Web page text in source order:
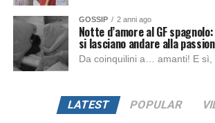
GOSSIP 2 anni ago
Notte d’amore al GF
si lasciano andare alla
LATEST POPULAR